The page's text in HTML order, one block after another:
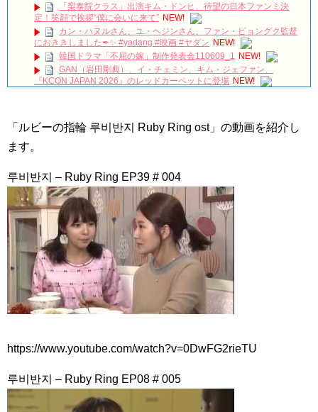
「梨泰院クラス」出演キム・ドンヒ、待望の日本ファンミ決
定！笑顔で挨拶“僕に会いに来て” NEW!
カン・ハヌルさん、ユ・ヘジンさん、ファン・ビョングク監督
におききしました✒✨ #yadang #映画 #ヤダン NEW!
韓国ドラマ「不屈の嫁」制作発表会110609_1
NEW!
GAN（岩田剛典）、イ・チェミン、キム・ジェファン、
『KCON JAPAN 2026』のレッドカーペットに登場 NEW!
34.2％で自己最高視聴率を再び更新 Big News TV NEW!
も隙間戦略？ロマンスで帰ってきた『ハートマン』観覧レビュー
NEW!
SBS [피고인] – 28일(화) 예고
「違う（ちがう）・異なる」を韓国語では？「다르다（タル
ダ）」の意味・使い方について
について
「退屈だ・暇だ」を韓国語では？「심심하다（シムシマダ）」
の意味・使い方について
■韓国ドラマ『キング～Two Hearts』予告動画（日本語字幕）
について
yoon kyun sang
yoon kyun sang
ユン・ギュンサン主演「潜入弁護人」第1回特別公開！
언니&#39; (ft. 도여니의 학창시절) | 편 먹고 갈래요? 밥블레스유 2
ソン・ヘギョ – ソンヘギョ キスまとめ
「ルビーの指輪 루비반지 Ruby Ring ost」の動画を紹介し
ます。
루비반지 – Ruby Ring EP39 # 004
https://www.youtube.com/watch?v=0DwFG2rieTU
루비반지 – Ruby Ring EP08 # 005